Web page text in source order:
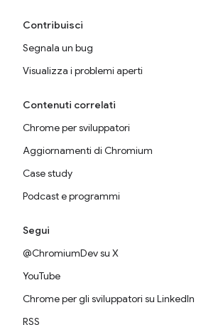
Contribuisci
Segnala un bug
Visualizza i problemi aperti
Contenuti correlati
Chrome per sviluppatori
Aggiornamenti di Chromium
Case study
Podcast e programmi
Segui
@ChromiumDev su X
YouTube
Chrome per gli sviluppatori su LinkedIn
RSS